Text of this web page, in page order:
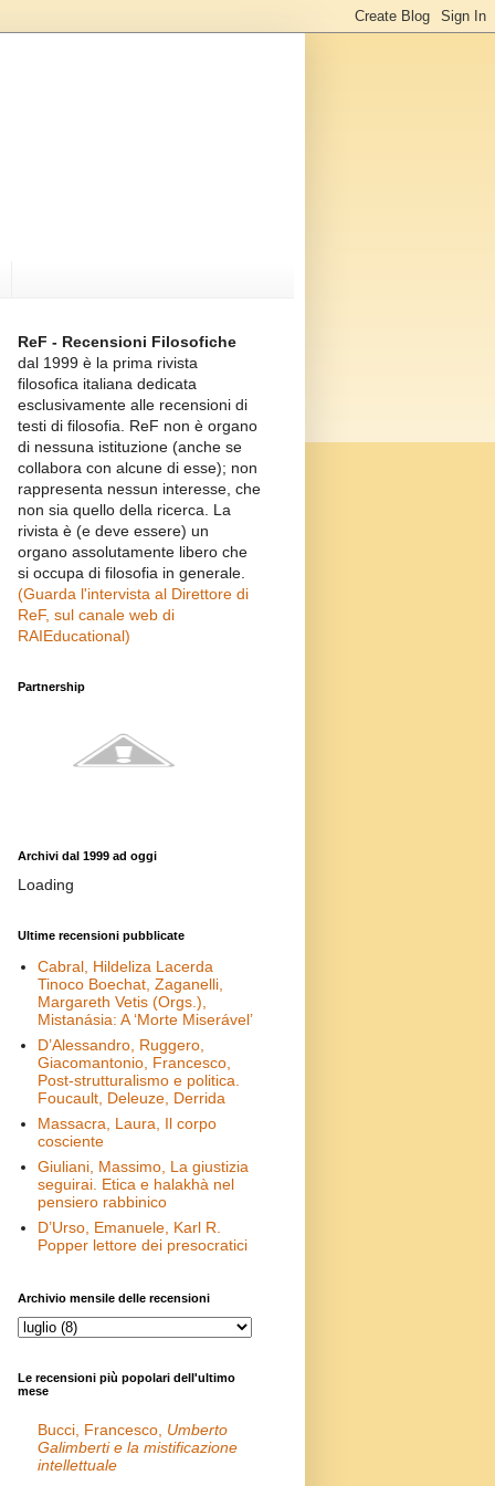
ReF - Recensioni Filosofiche
dal 1999 è la prima rivista
filosofica italiana dedicata
esclusivamente alle recensioni di
testi di filosofia. ReF non è organo
di nessuna istituzione (anche se
collabora con alcune di esse); non
rappresenta nessun interesse, che
non sia quello della ricerca. La
rivista è (e deve essere) un
organo assolutamente libero che
si occupa di filosofia in generale.
(Guarda l'intervista al Direttore di
ReF, sul canale web di
RAIEducational)
Partnership
Archivi dal 1999 ad oggi
Loading
Ultime recensioni pubblicate
Cabral, Hildeliza Lacerda
Tinoco Boechat, Zaganelli,
Margareth Vetis (Orgs.),
Mistanásia: A ‘Morte Miserável’
D’Alessandro, Ruggero,
Giacomantonio, Francesco,
Post-strutturalismo e politica.
Foucault, Deleuze, Derrida
Massacra, Laura, Il corpo
cosciente
Giuliani, Massimo, La giustizia
seguirai. Etica e halakhà nel
pensiero rabbinico
D’Urso, Emanuele, Karl R.
Popper lettore dei presocratici
Archivio mensile delle recensioni
Le recensioni più popolari dell'ultimo
mese
Bucci, Francesco, Umberto
Galimberti e la mistificazione
intellettuale